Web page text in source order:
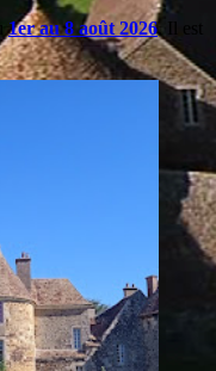
1er au 8 août 2026. Il est